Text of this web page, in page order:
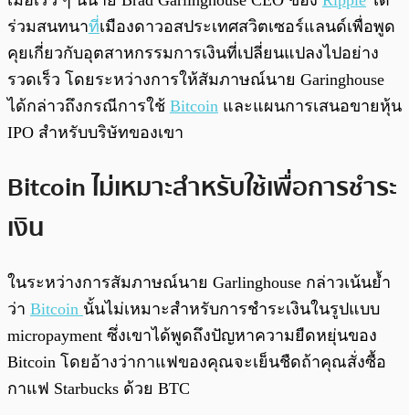
ร่วมสนทนาที่เมืองดาวอสประเทศสวิตเซอร์แลนด์เพื่อพูด
คุยเกี่ยวกับอุตสาหกรรมการเงินที่เปลี่ยนแปลงไปอย่าง
รวดเร็ว โดยระหว่างการให้สัมภาษณ์นาย Garinghouse
ได้กล่าวถึงกรณีการใช้ Bitcoin และแผนการเสนอขายหุ้น
IPO สำหรับบริษัทของเขา
Bitcoin ไม่เหมาะสำหรับใช้เพื่อการชำระ
เงิน
ในระหว่างการสัมภาษณ์นาย Garlinghouse กล่าวเน้นย้ำ
ว่า Bitcoin นั้นไม่เหมาะสำหรับการชำระเงินในรูปแบบ
micropayment ซึ่งเขาได้พูดถึงปัญหาความยืดหยุ่นของ
Bitcoin โดยอ้างว่ากาแฟของคุณจะเย็นชืดถ้าคุณสั่งซื้อ
กาแฟ Starbucks ด้วย BTC